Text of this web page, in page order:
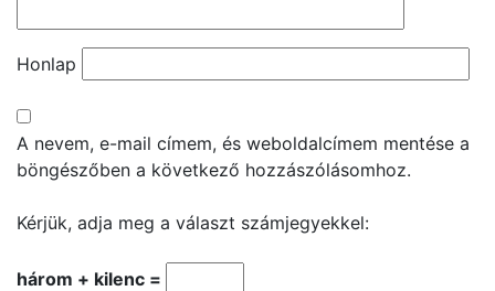
Honlap
A nevem, e-mail címem, és weboldalcímem mentése a
böngészőben a következő hozzászólásomhoz.
Kérjük, adja meg a választ számjegyekkel:
három + kilenc =